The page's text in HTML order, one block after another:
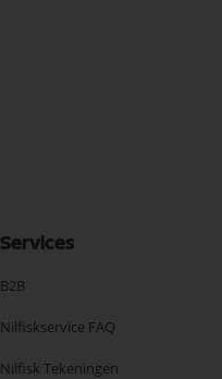
Services
B2B
Nilfiskservice FAQ
Nilfisk Tekeningen